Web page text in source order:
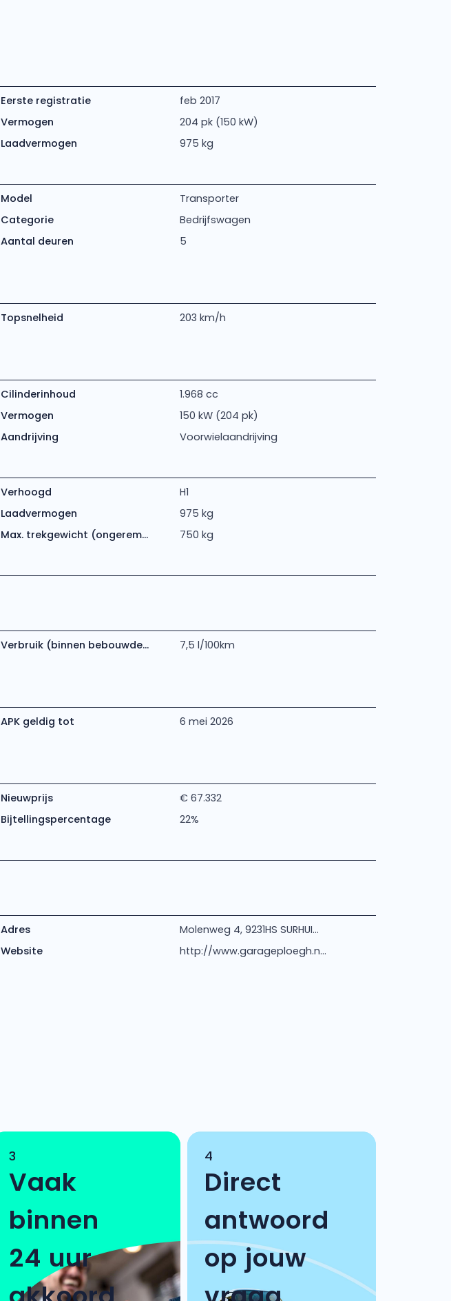
Eerste registratie
feb 2017
Vermogen
204 pk (150 kW)
Laadvermogen 975 kg
Model
Transporter
Categorie
Bedrijfswagen
Aantal deuren
5
Topsnelheid
203 km/h
Cilinderinhoud
1.968 cc
Vermogen
150 kW (204 pk)
Aandrijving Voorwielaandrijving
Verhoogd
H1
Laadvermogen
975 kg
Max. trekgewicht (ongerem... 750 kg
Verbruik (binnen bebouwde...
7,5 l/100km
APK geldig tot
6 mei 2026
Nieuwprijs
€ 67.332
Bijtellingspercentage 22%
Adres
Molenweg 4, 9231HS SURHUI...
Website
http://www.garageploegh.n...
3
Vaak
binnen
24 uur
4
Direct
antwoord
op jouw